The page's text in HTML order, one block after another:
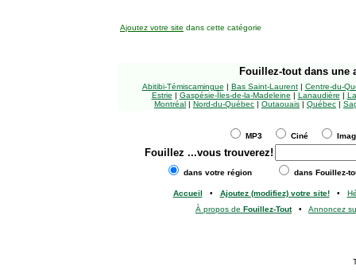
Ajoutez votre site dans cette catégorie
Fouillez-tout dans une
Abitibi-Témiscamingue | Bas Saint-Laurent| Centre-du-
Estrie | Gaspésie-Îles-de-la-Madeleine | Lanaudière |
Montréal | Nord-du-Québec | Outaouais | Québec |
MP3 Ciné
Fouillez ...vous trouverez!
dans votre région dans Fouillez-
Accueil • Ajoutez (modifiez) votre site!•
À propos de Fouillez-Tout• Annoncez